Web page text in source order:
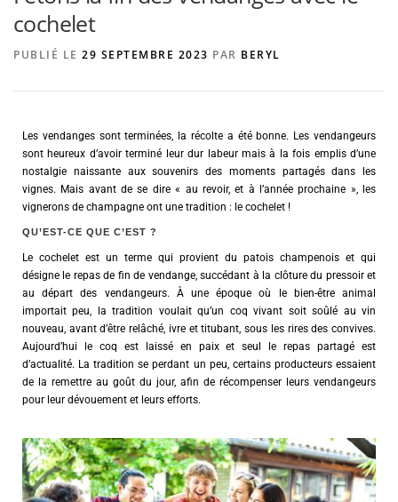
AGENCE DE PUBLICITÉ
cochelet
PUBLIÉ LE 29 SEPTEMBRE 2023 PAR BERYL
Les vendanges sont terminées, la récolte a été bonne. Les vendangeurs
sont heureux d’avoir terminé leur dur labeur mais à la fois emplis d’une
nostalgie naissante aux souvenirs des moments partagés dans les
vignes. Mais avant de se dire « au revoir, et à l’année prochaine », les
vignerons de champagne ont une tradition : le cochelet !
QU’EST-CE QUE C’EST ?
Le cochelet est un terme qui provient du patois champenois et qui
désigne le repas de fin de vendange, succédant à la clôture du pressoir et
au départ des vendangeurs. À une époque où le bien-être animal
importait peu, la tradition voulait qu’un coq vivant soit soûlé au vin
nouveau, avant d’être relâché, ivre et titubant, sous les rires des convives.
Aujourd’hui le coq est laissé en paix et seul le repas partagé est
d’actualité. La tradition se perdant un peu, certains producteurs essaient
de la remettre au goût du jour, afin de récompenser leurs vendangeurs
pour leur dévouement et leurs efforts.